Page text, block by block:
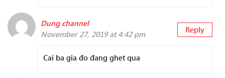
Dung channel
November 27, 2019 at 4:42 pm
Reply
Cai ba gia đo đang ghet qua